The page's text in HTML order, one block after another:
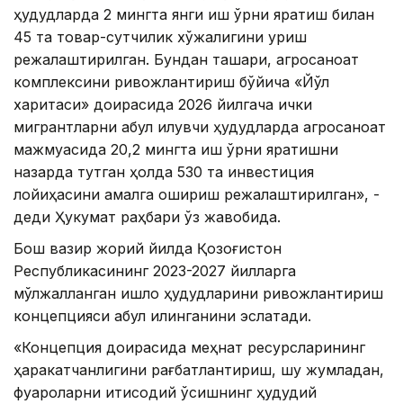
ҳудудларда 2 мингта янги иш ўрни яратиш билан
45 та товар-сутчилик хўжалигини қуриш
режалаштирилган. Бундан ташқари, агросаноат
комплексини ривожлантириш бўйича «Йўл
харитаси» доирасида 2026 йилгача ички
мигрантларни қабул қилувчи ҳудудларда агросаноат
мажмуасида 20,2 мингта иш ўрни яратишни
назарда тутган ҳолда 530 та инвестиция
лойиҳасини амалга ошириш режалаштирилган», -
деди Ҳукумат раҳбари ўз жавобида.
Бош вазир жорий йилда Қозоғистон
Республикасининг 2023-2027 йилларга
мўлжалланган қишлоқ ҳудудларини ривожлантириш
концепцияси қабул қилинганини эслатади.
«Концепция доирасида меҳнат ресурсларининг
ҳаракатчанлигини рағбатлантириш, шу жумладан,
фуқароларни иқтисодий ўсишнинг ҳудудий